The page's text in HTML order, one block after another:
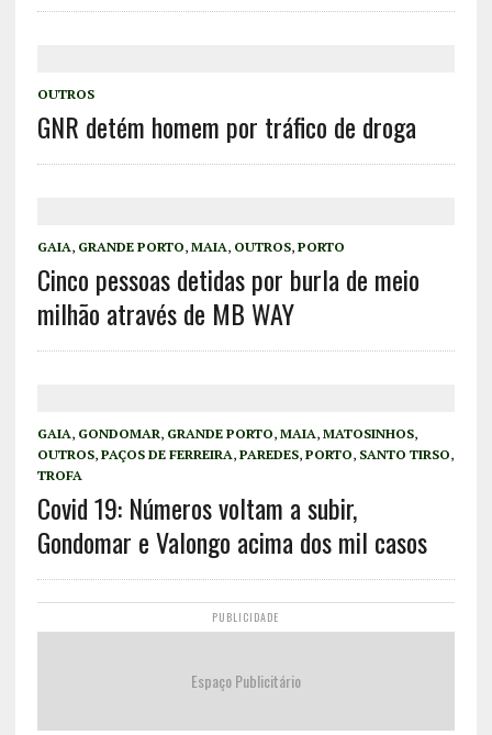
OUTROS
GNR detém homem por tráfico de droga
GAIA, GRANDE PORTO, MAIA, OUTROS, PORTO
Cinco pessoas detidas por burla de meio
milhão através de MB WAY
GAIA, GONDOMAR, GRANDE PORTO, MAIA, MATOSINHOS,
OUTROS, PAÇOS DE FERREIRA, PAREDES, PORTO, SANTO TIRSO,
TROFA
Covid 19: Números voltam a subir,
Gondomar e Valongo acima dos mil casos
PUBLICIDADE
Espaço Publicitário